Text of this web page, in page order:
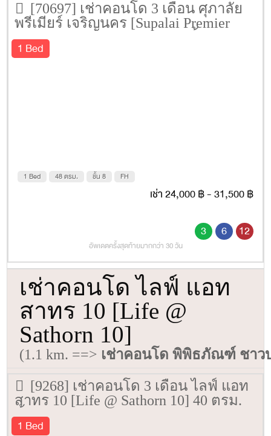
[70697] เช่าคอนโด 3 เดือน ศุภาลัย
พรีเมียร์ เจริญนคร [Supalai Premier
@Charoen Nakhon] 48 ตรม. ชั้น 8
1 Bed
1 Bed 48 ตรม. ชั้น 8 FH
เช่า 24,000 ฿ - 31,500 ฿
3 6 12
อัพเดตครั้งสุดท้ายมากกว่า 30 วัน
เช่าคอนโด ไลฟ์ แอท
สาทร 10 [Life @
Sathorn 10]
(1.1 km. ==> เช่าคอนโด พิพิธภัณฑ์ ชาว
[9268] เช่าคอนโด 3 เดือน ไลฟ์ แอท
สาทร 10 [Life @ Sathorn 10] 40 ตรม.
ชั้น 16
1 Bed